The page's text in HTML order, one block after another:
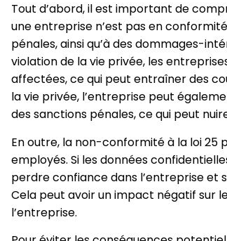
Tout d’abord, il est important de
une entreprise n’est pas en
pénales, ainsi qu’à des dommages-
violation de la vie privée, les
affectées, ce qui peut entraîner des
la vie privée, l’entreprise peut
des sanctions pénales, ce qui peut
En outre, la non-conformité à la loi
employés. Si les données
perdre confiance dans l’entreprise et
Cela peut avoir un impact négatif sur
l’entreprise.